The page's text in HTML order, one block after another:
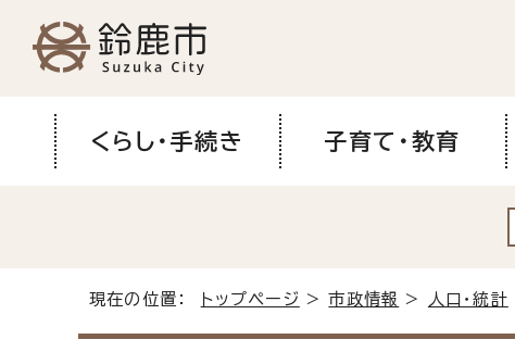
くらし・手続き 子育て・教育
現在の位置： トップページ >市政情報 > 人口・統計